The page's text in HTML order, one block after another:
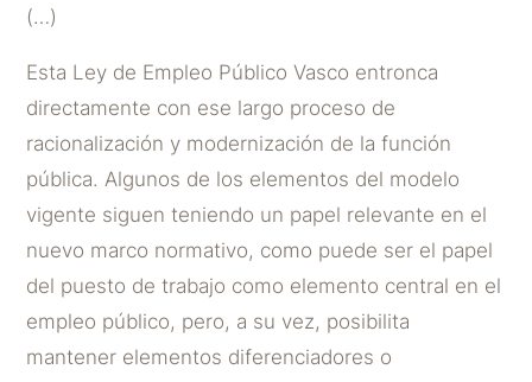
(…)
Esta Ley de Empleo Público Vasco entronca
directamente con ese largo proceso de
racionalización y modernización de la función
pública. Algunos de los elementos del modelo
vigente siguen teniendo un papel relevante en el
nuevo marco normativo, como puede ser el papel
del puesto de trabajo como elemento central en el
empleo público, pero, a su vez, posibilita
mantener elementos diferenciadores o